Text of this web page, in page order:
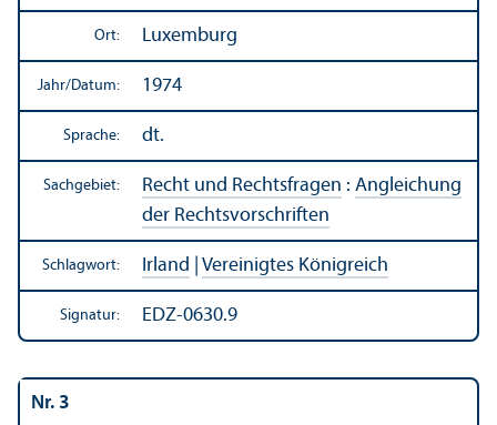
Ort: Luxemburg
Jahr/Datum: 1974
Sprache: dt.
Sachgebiet: Recht und Rechts­fragen : Angleich­ung
der Rechts­vorschriften
Schlagwort: Irland Vereinigtes Königreich
Signatur: EDZ-0630.9
Nr. 3